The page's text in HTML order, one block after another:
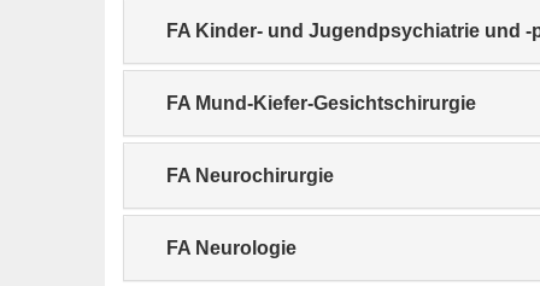
FA Kinder- und Jugendpsychiatrie und
FA Mund-Kiefer-Gesichtschirurgie
FA Neurochirurgie
FA Neurologie